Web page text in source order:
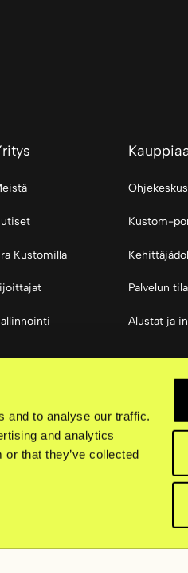
and to analyse our traffic.
and analytics
that they’ve collected
Kustomilla
Ohjekeskus
Kustom-
Palvelun tila
Alustat ja